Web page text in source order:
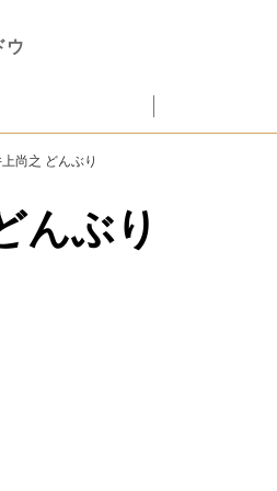
ウ
尚之 どんぶり
んぶり